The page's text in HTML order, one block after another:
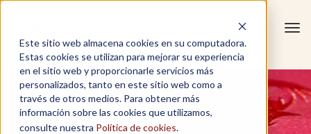
Este sitio web almacena cookies en su computadora.
Estas cookies se utilizan para mejorar su experiencia
en el sitio web y proporcionarle servicios más
personalizados, tanto en este sitio web como a
través de otros medios. Para obtener más
información sobre las cookies que utilizamos,
consulte nuestra Política de cookies.